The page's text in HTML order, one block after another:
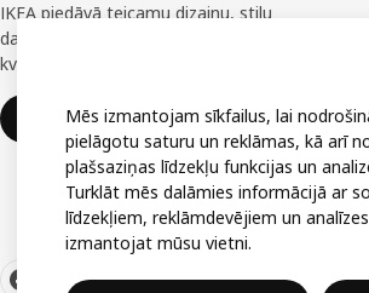
IKEA piedāvā teicamu dizainu, stilu
daudzveidību, lielisku cenu un uzticamu
kvalitāti.
IKEA uzņēmumiem
Mēs izmantojam sīkfailus, lai
pielāgotu saturu un reklāmas, kā arī
plašsaziņas līdzekļu funkcijas un
Turklāt mēs dalāmies informācijā ar
līdzekļiem, reklāmdevējiem un
izmantojat mūsu vietni.